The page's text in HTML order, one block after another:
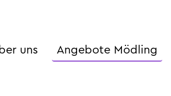
uns Angebote Mödling